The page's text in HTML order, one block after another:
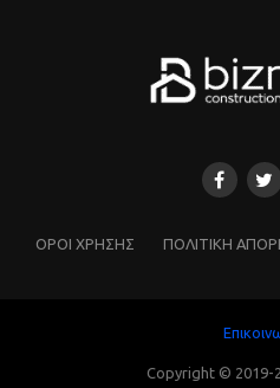
ΌΡΟΙ ΧΡΗΣΗΣ ΠΟΛΙΤΙΚΗ
Copyright © 2019-